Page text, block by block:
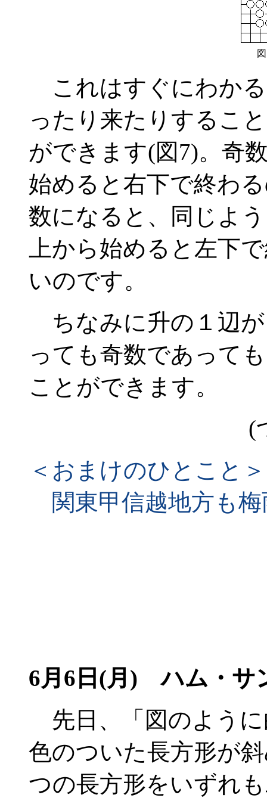
これはすぐにわか
ったり来たりするこ
ができます(図7)。奇
始めると右下で終わ
数になると、同じよ
上から始めると左下
いのです。
ちなみに升の１辺
っても奇数であって
ことができます。
(
＜おまけのひとこと＞
関東甲信越地方も
6月6日(月) ハム・サ
先日、「図のよう
色のついた長方形が
つの長方形をいずれ